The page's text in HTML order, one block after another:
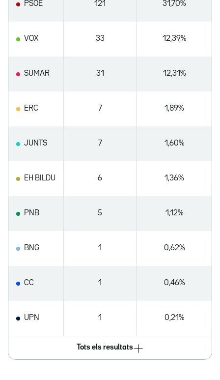
PSOE 121 31,70%
VOX 33 12,39%
SUMAR 31 12,31%
ERC 7 1,89%
JUNTS 7 1,60%
EH BILDU 6 1,36%
PNB 5 1,12%
BNG 1 0,62%
CC 1 0,46%
UPN 1 0,21%
Tots els resultats